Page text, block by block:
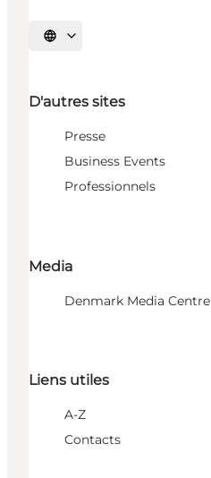
Choisissez la langue
D'autres sites
Presse
Business Events
Professionnels
Media
Denmark Media Centre
Liens utiles
A-Z
Contacts